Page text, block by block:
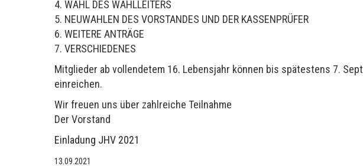
4. WAHL DES WAHLLEITERS
5. NEUWAHLEN DES VORSTANDES UND DER KASSENPRÜFER
6. WEITERE ANTRÄGE
7. VERSCHIEDENES
Mitglieder ab vollendetem 16. Lebensjahr können bis spätestens 7.
einreichen.
Wir freuen uns über zahlreiche Teilnahme
Der Vorstand
Einladung JHV 2021
13.09.2021